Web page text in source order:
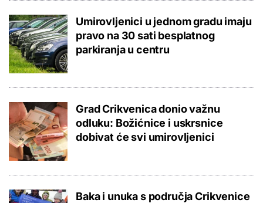
Umirovljenici u jednom gradu imaju
pravo na 30 sati besplatnog
parkiranja u centru
Grad Crikvenica donio važnu
odluku: Božićnice i uskrsnice
dobivat će svi umirovljenici
Baka i unuka s područja Crikvenice